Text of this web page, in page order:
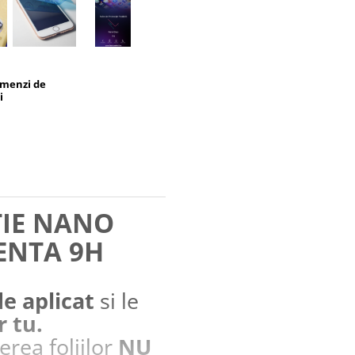
de
NANO
9H
aplicat si le
tu.
foliilor NU